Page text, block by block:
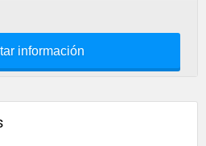
información